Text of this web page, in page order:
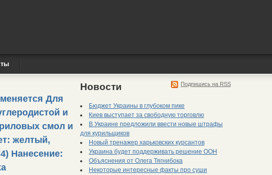
Для
и
смол и
желтый,
Нанесение:
Подпишись на RSS
Новости
Бюджет Украины в глубоком пике
Киев выступает за свободную торговлю
В Украине предложили ввести новые штрафы
для курильщиков
Новый тренажер харьковских курсантов
Украина будет поддерживать решение ООН
Объяснения от Олега Тягнибока
Некоторые интересные факты про суши